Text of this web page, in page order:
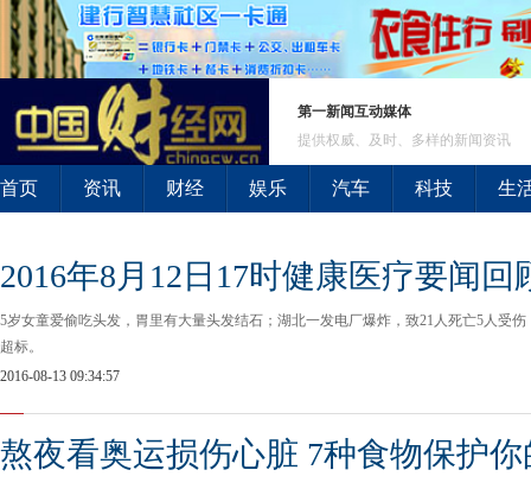
第一新闻互动媒体
提供权威、及时、多样的新闻资讯
首页 资讯 财经 娱乐 汽车 科技 生
2016年8月12日17时健康医疗要闻回
5岁女童爱偷吃头发，胃里有大量头发结石；湖北一发电厂爆炸，致21人死亡5人受
超标。
2016-08-13 09:34:57
熬夜看奥运损伤心脏 7种食物保护